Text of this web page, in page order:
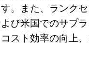
す。また、ランク
び米国でのサプ
コスト効率の向上